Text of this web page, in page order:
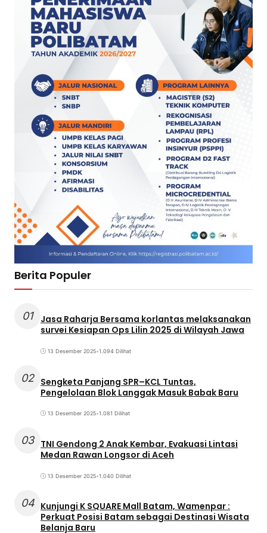
Berita Populer
01
Jasa Raharja Bersama korlantas melaksanakan
survei Kesiapan Ops Lilin 2025 di Wilayah Jawa
13 Desember 2025•1.094 Dilihat
02 Sengketa Panjang SPR–KCL Tuntas,
Pengelolaan Blok Langgak Masuk Babak Baru
13 Desember 2025•1.081 Dilihat
03 TNI Gendong 2 Anak Kembar, Evakuasi Lintasi
Medan Rawan Longsor di Aceh
13 Desember 2025•1.040 Dilihat
04 Kunjungi K SQUARE Mall Batam, Wamenpar :
Perkuat Posisi Batam sebagai Destinasi Wisata
Belanja Baru